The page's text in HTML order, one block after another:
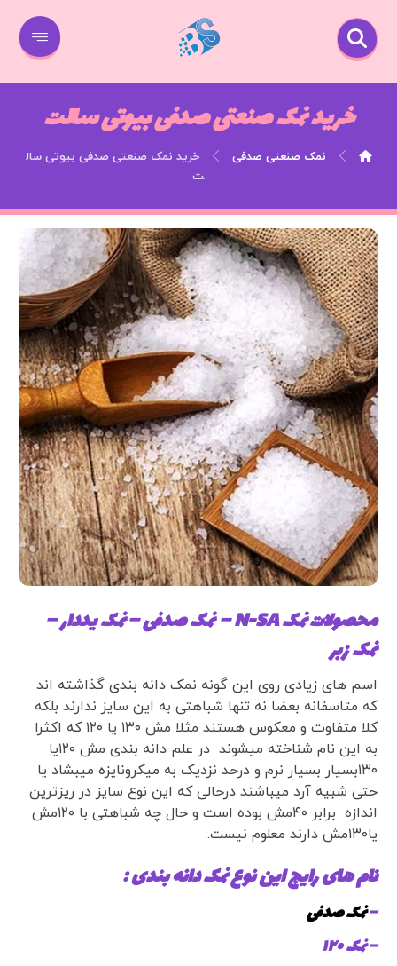
خرید نمک صنعتی صدفی بیوتی سالت
نمک صنعتی صدفی
خرید نمک صنعتی صدفی بیوتی سال
ت
محصولات نمک N-SA – نمک صدفی – نمک یددار –
نمک زبر
اسم های زیادی روی این گونه نمک دانه بندی گذاشته اند
که متاسفانه بعضا نه تنها شباهتی به این سایز ندارند بلکه
کلا متفاوت و معکوس هستند مثلا مش ۱۳۰ یا ۱۲۰ که اکثرا
به این نام شناخته میشوند در علم دانه بندی مش ۱۲۰یا
۱۳۰بسیار بسیار نرم و درحد نزدیک به میکرونایزه میبشاد یا
حتی شبیه آرد میباشند درحالی که این نوع سایز در ریزترین
اندازه برابر ۴۰مش بوده است و حال چه شباهتی با ۱۲۰مش
یا۱۳۰مش دارند معلوم نیست.
نام های رایج این نوع نمک دانه بندی :
–نمک صدفی
– نمک ۱۲۰